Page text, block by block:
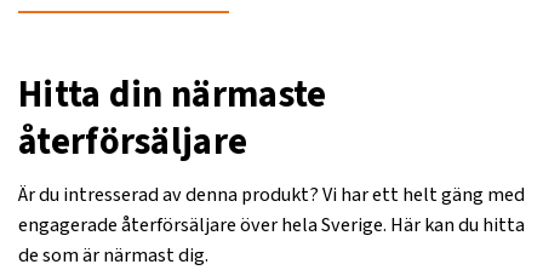
Hitta din närmaste
återförsäljare
Är du intresserad av denna produkt? Vi har ett helt gäng med
engagerade återförsäljare över hela Sverige. Här kan du hitta
de som är närmast dig.